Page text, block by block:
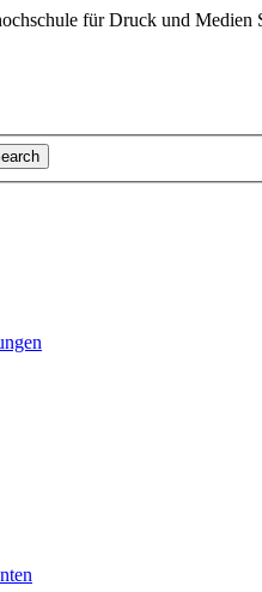
für Druck und Medien